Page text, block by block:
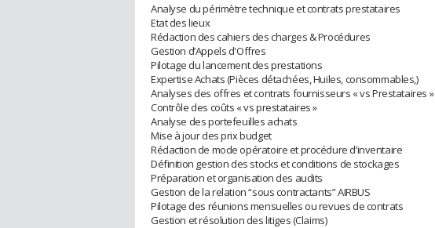
Analyse du périmètre technique et contrats prestataires
Etat des lieux
Rédaction des cahiers des charges & Procédures
Gestion d’Appels d'Offres
Pilotage du lancement des prestations
Expertise Achats (Pièces détachées, Huiles, consommables,)
Analyses des offres et contrats fournisseurs « vs Prestataires »
Contrôle des coûts « vs prestataires »
Analyse des portefeuilles achats
Mise à jour des prix budget
Rédaction de mode opératoire et procédure d’inventaire
Définition gestion des stocks et conditions de stockages
Préparation et organisation des audits
Gestion de la relation “sous contractants” AIRBUS
Pilotage des réunions mensuelles ou revues de contrats
Gestion et résolution des litiges (Claims)